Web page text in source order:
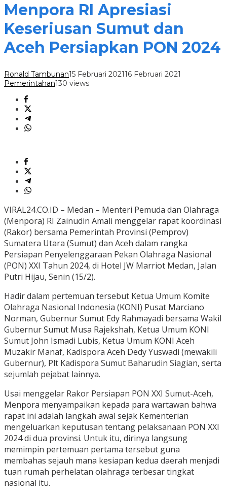
Menpora RI Apresiasi
Keseriusan Sumut dan
Aceh Persiapkan PON 2024
Ronald Tambunan15 Februari 202116 Februari 2021
Pemerintahan130 views
VIRAL24.CO.ID – Medan – Menteri Pemuda dan Olahraga
(Menpora) RI Zainudin Amali menggelar rapat koordinasi
(Rakor) bersama Pemerintah Provinsi (Pemprov)
Sumatera Utara (Sumut) dan Aceh dalam rangka
Persiapan Penyelenggaraan Pekan Olahraga Nasional
(PON) XXI Tahun 2024, di Hotel JW Marriot Medan, Jalan
Putri Hijau, Senin (15/2).
Hadir dalam pertemuan tersebut Ketua Umum Komite
Olahraga Nasional Indonesia (KONI) Pusat Marciano
Norman, Gubernur Sumut Edy Rahmayadi bersama Wakil
Gubernur Sumut Musa Rajekshah, Ketua Umum KONI
Sumut John Ismadi Lubis, Ketua Umum KONI Aceh
Muzakir Manaf, Kadispora Aceh Dedy Yuswadi (mewakili
Gubernur), Plt Kadispora Sumut Baharudin Siagian, serta
sejumlah pejabat lainnya.
Usai menggelar Rakor Persiapan PON XXI Sumut-Aceh,
Menpora menyampaikan kepada para wartawan bahwa
rapat ini adalah langkah awal sejak Kementerian
mengeluarkan keputusan tentang pelaksanaan PON XXI
2024 di dua provinsi. Untuk itu, dirinya langsung
memimpin pertemuan pertama tersebut guna
membahas sejauh mana kesiapan kedua daerah menjadi
tuan rumah perhelatan olahraga terbesar tingkat
nasional itu.